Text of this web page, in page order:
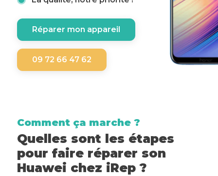
Réparer mon appareil
09 72 66 47 62
Comment ça marche ?
Quelles sont les étapes
pour faire réparer son
Huawei chez iRep ?